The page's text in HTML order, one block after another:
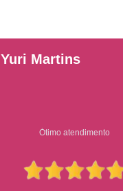
Yuri Martins
Ótimo atendimento